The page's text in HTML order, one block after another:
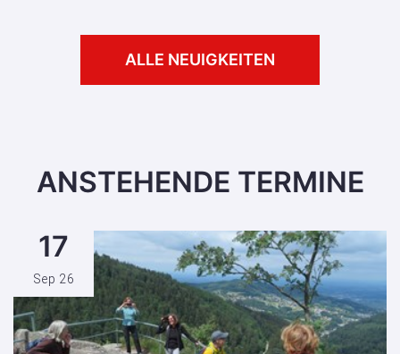
ALLE NEUIGKEITEN
ANSTEHENDE TERMINE
17
Sep 26